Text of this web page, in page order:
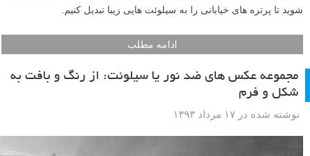
شوید تا پرتره های خیابانی را به سیلوئت هایی زیبا تبدیل کنیم.
ادامه مطلب
مجموعه عکس های ضد نور یا سیلوئت: از رنگ و بافت به
شکل و فرم
نوشته شده در ۱۷ مرداد ۱۳۹۳